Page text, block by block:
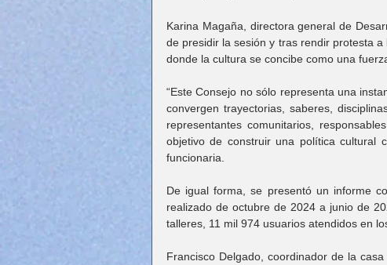
Karina Magaña, directora general de
de presidir la sesión y tras rendir protesta
donde la cultura se concibe como una
“Este Consejo no sólo representa una
convergen trayectorias, saberes,
representantes comunitarios,
objetivo de construir una política cultural
funcionaria.
De igual forma, se presentó un informe
realizado de octubre de 2024 a junio de
talleres, 11 mil 974 usuarios atendidos en
Francisco Delgado, coordinador de la